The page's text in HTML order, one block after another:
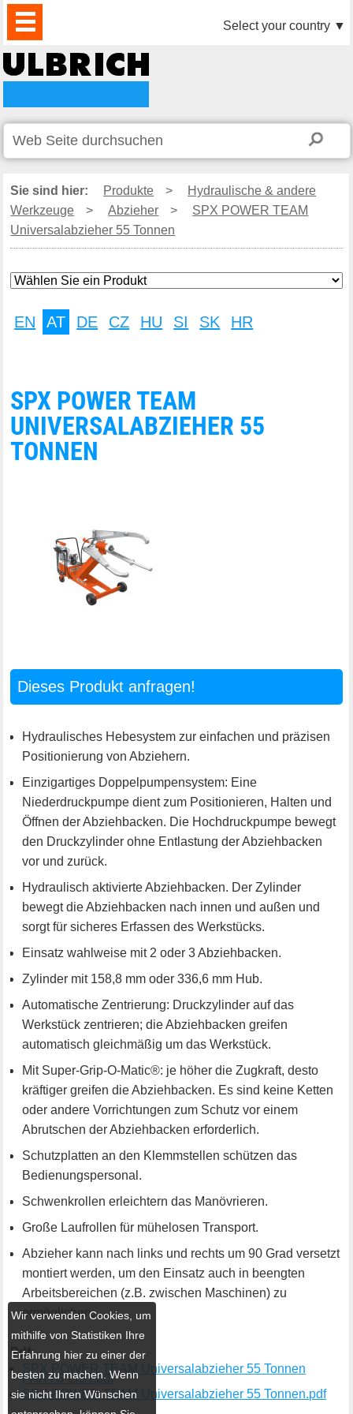
PRODUKTE
AKTUELLES
DOWNLOAD
VIDEO
PARTNER
UNTERNEHMEN
KONTAKTE Select your country ▼
Sie sind hier: Produkte >
Hydraulische & andere
Werkzeuge
> Abzieher >
SPX POWER TEAM
Universalabzieher 55 Tonnen
EN AT DE CZ HU SI SK HR
SPX POWER TEAM
UNIVERSALABZIEHER 55
TONNEN
Dieses Produkt anfragen!
Hydraulisches Hebesystem zur einfachen und präzisen
Positionierung von Abziehern.
Einzigartiges Doppelpumpensystem: Eine
Niederdruckpumpe dient zum Positionieren, Halten und
Öffnen der Abziehbacken. Die Hochdruckpumpe bewegt
den Druckzylinder ohne Entlastung der Abziehbacken
vor und zurück.
Hydraulisch aktivierte Abziehbacken. Der Zylinder
bewegt die Abziehbacken nach innen und außen und
sorgt für sicheres Erfassen des Werkstücks.
Einsatz wahlweise mit 2 oder 3 Abziehbacken.
Zylinder mit 158,8 mm oder 336,6 mm Hub.
Automatische Zentrierung: Druckzylinder auf das
Werkstück zentrieren; die Abziehbacken greifen
automatisch gleichmäßig um das Werkstück.
Mit Super-Grip-O-Matic®: je höher die Zugkraft, desto
kräftiger greifen die Abziehbacken. Es sind keine Ketten
oder andere Vorrichtungen zum Schutz vor einem
Abrutschen der Abziehbacken erforderlich.
Schutzplatten an den Klemmstellen schützen das
Bedienungspersonal.
Schwenkrollen erleichtern das Manövrieren.
Große Laufrollen für mühelosen Transport.
Abzieher kann nach links und rechts um 90 Grad versetzt
montiert werden, um den Einsatz auch in beengten
Arbeitsbereichen (z.B. zwischen Maschinen) zu
ermöglichen.
Pdf:
SPX POWER TEAM Universalabzieher 55 Tonnen
PARTS LIST.pdf
SPX POWER TEAM Universalabzieher 55 Tonnen.pdf
Wir verwenden Cookies, um
mithilfe von Statistiken Ihre
Erfahrung hier zu einer der
besten zu machen. Wenn
sie nicht Ihren Wünschen